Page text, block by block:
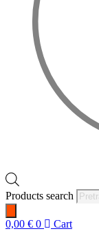
Products search
0,00 € 0
Cart